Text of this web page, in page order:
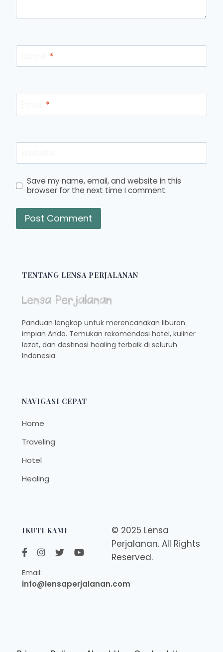
*
*
Save my name, email, and website in this
browser for the next time I comment.
TENTANG LENSA PERJALANAN
Panduan lengkap untuk merencanakan liburan
impian Anda. Temukan rekomendasi hotel, kuliner
lezat, dan destinasi healing terbaik di seluruh
Indonesia.
NAVIGASI CEPAT
Home
Traveling
Hotel
Healing
IKUTI KAMI
Email:
info@lensaperjalanan.com
© 2025 Lensa
Perjalanan. All Rights
Reserved.